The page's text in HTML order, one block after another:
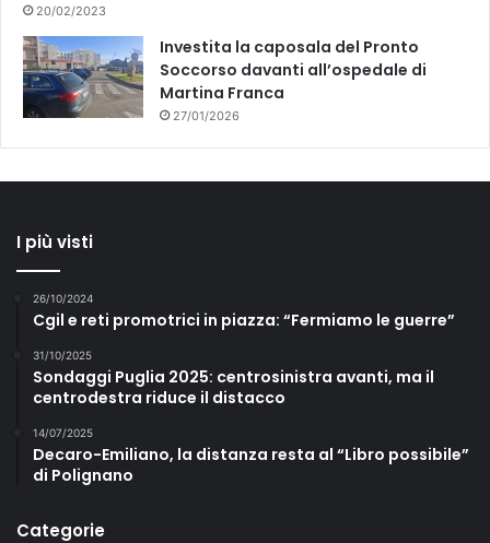
20/02/2023
Investita la caposala del Pronto
Soccorso davanti all’ospedale di
Martina Franca
27/01/2026
I più visti
26/10/2024
Cgil e reti promotrici in piazza: “Fermiamo le guerre”
31/10/2025
Sondaggi Puglia 2025: centrosinistra avanti, ma il
centrodestra riduce il distacco
14/07/2025
Decaro-Emiliano, la distanza resta al “Libro possibile”
di Polignano
Categorie